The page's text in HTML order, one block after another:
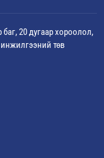
20 дугаар хороолол,
төв